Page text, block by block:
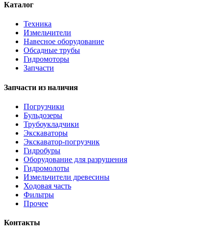
Каталог
Техника
Измельчители
Навесное оборудование
Обсадные трубы
Гидромоторы
Запчасти
Запчасти из наличия
Погрузчики
Бульдозеры
Трубоукладчики
Экскаваторы
Экскаватор-погрузчик
Гидробуры
Оборудование для разрушения
Гидромолоты
Измельчители древесины
Ходовая часть
Фильтры
Прочее
Контакты